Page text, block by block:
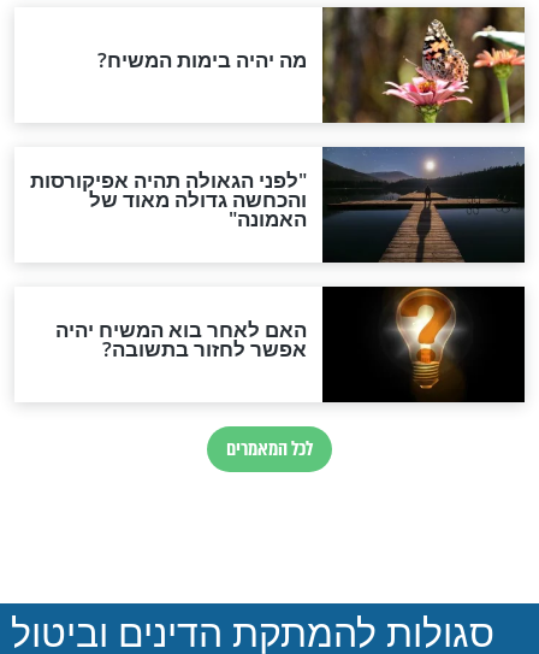
חדשות יהדות
הותר לפרסום: לוחמי מילואים
נהרגו בדרום לבנון
ההסכם החשאי של טראמפ
ואיראן: בלי שקיפות ועם הרבה
סימני שאלה
במרתפי מוסקבה: כתב היד
הנדיר של הרשב"ם התגלה